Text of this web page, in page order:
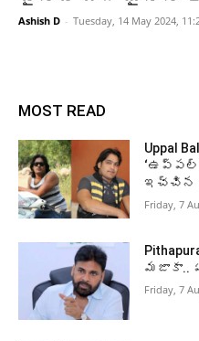
Ashish D - Tuesday, 14 May 2024,
MOST READ
Uppal
‘ఉప్పల్
ఇచ్చిన
Friday, 7
మజాకా..
Friday, 7